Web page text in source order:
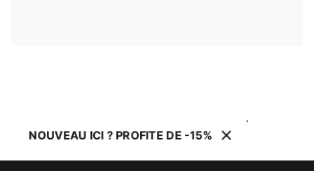
NOUVEAU ICI ? PROFITE DE -15%